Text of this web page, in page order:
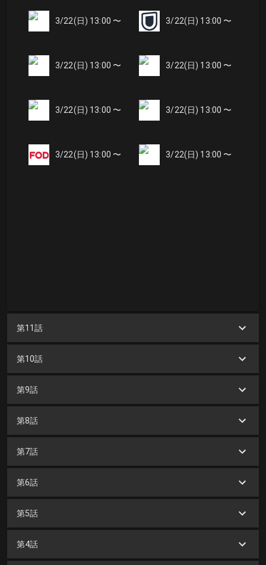
3/22(日) 13:00 〜 3/22(日) 13:00 〜
3/22(日) 13:00 〜 3/22(日) 13:00 〜
3/22(日) 13:00 〜 3/22(日) 13:00 〜
3/22(日) 13:00 〜 3/22(日) 13:00 〜
第11話
第10話
第9話
第8話
第7話
第6話
第5話
第4話